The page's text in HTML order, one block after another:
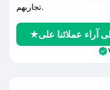
تجاربهم.